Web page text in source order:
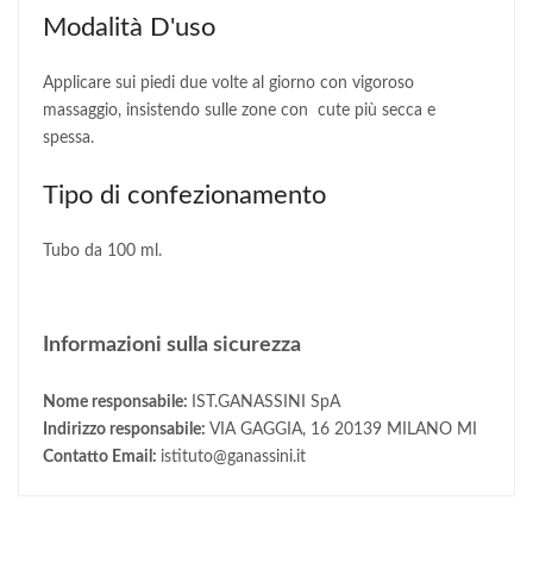
Modalità D'uso
Applicare sui piedi due volte al giorno con vigoroso
massaggio, insistendo sulle zone con cute più secca e
spessa.
Tipo di confezionamento
Tubo da 100 ml.
Informazioni sulla sicurezza
Nome responsabile: IST.GANASSINI SpA
Indirizzo responsabile: VIA GAGGIA, 16 20139 MILANO MI
Contatto Email: istituto@ganassini.it